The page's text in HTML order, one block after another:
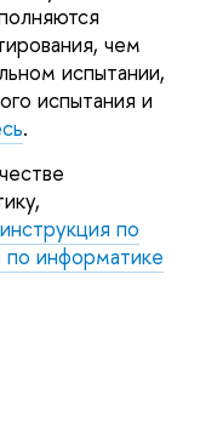
чем
испытании,
испытания и
.
инструкция по
информатике